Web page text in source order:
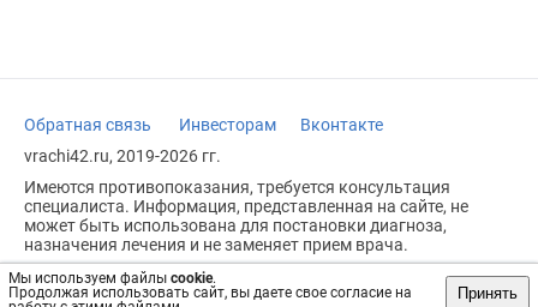
Мы используем файлы cookie.
Продолжая использовать сайт, вы даете свое согласие на
Принять
Обратная связь Инвесторам
Вконтакте
vrachi42.ru, 2019-2026 гг.
Имеются противопоказания, требуется консультация
специалиста. Информация, представленная на сайте, не
может быть использована для постановки диагноза,
назначения лечения и не заменяет прием врача.
Возрастное ограничение: 18+